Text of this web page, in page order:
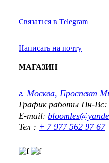
Связаться в Telegram
Написать на почту
МАГАЗИН
г. Москва, Проспект
График работы Пн-Вс:
E-mail:
Тел : + 7 977 562 97 67